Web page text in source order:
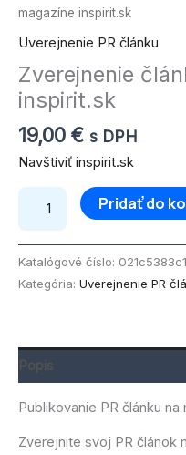
magazíne inspirit.sk
Uverejnenie PR článku
Zverejnenie
inspirit.sk
19,00 € s DPH
Navštíviť inspirit.sk
Pridať do
Katalógové číslo:
Kategória: Uverejnenie PR
Popis
Publikovanie PR článku
Zverejnite svoj PR článok